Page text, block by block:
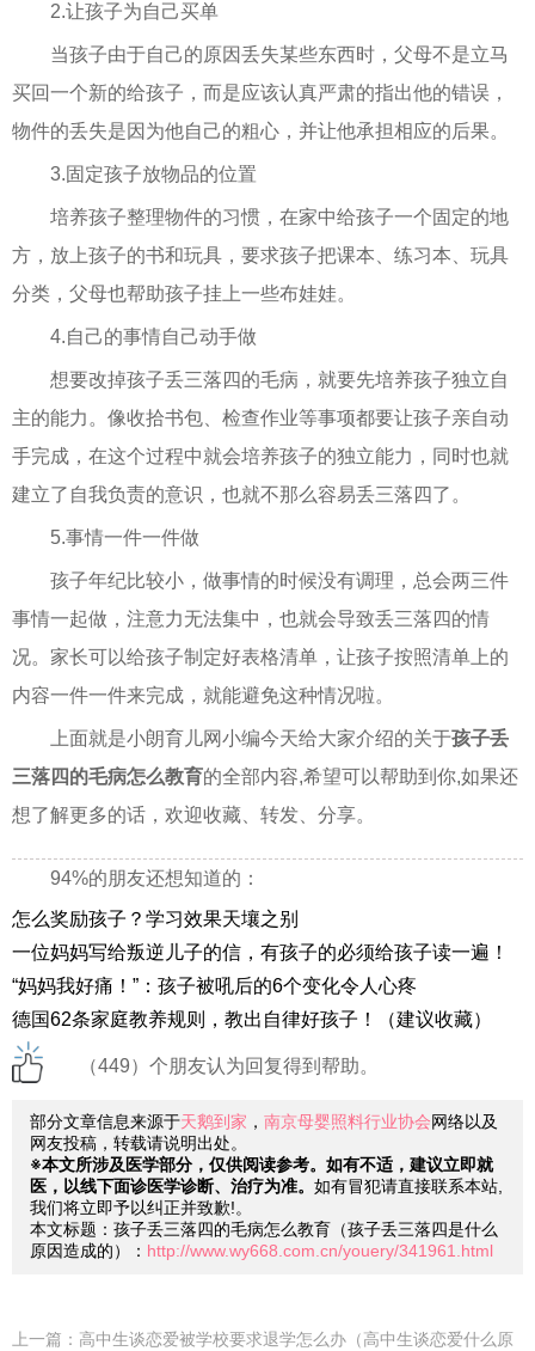
2.让孩子为自己买单
当孩子由于自己的原因丢失某些东西时，父母不是立马
买回一个新的给孩子，而是应该认真严肃的指出他的错误，
物件的丢失是因为他自己的粗心，并让他承担相应的后果。
3.固定孩子放物品的位置
培养孩子整理物件的习惯，在家中给孩子一个固定的地
方，放上孩子的书和玩具，要求孩子把课本、练习本、玩具
分类，父母也帮助孩子挂上一些布娃娃。
4.自己的事情自己动手做
想要改掉孩子丢三落四的毛病，就要先培养孩子独立自
主的能力。像收拾书包、检查作业等事项都要让孩子亲自动
手完成，在这个过程中就会培养孩子的独立能力，同时也就
建立了自我负责的意识，也就不那么容易丢三落四了。
5.事情一件一件做
孩子年纪比较小，做事情的时候没有调理，总会两三件
事情一起做，注意力无法集中，也就会导致丢三落四的情
况。家长可以给孩子制定好表格清单，让孩子按照清单上的
内容一件一件来完成，就能避免这种情况啦。
上面就是小朗育儿网小编今天给大家介绍的关于孩子丢
三落四的毛病怎么教育的全部内容,希望可以帮助到你,如果还
想了解更多的话，欢迎收藏、转发、分享。
94%的朋友还想知道的：
怎么奖励孩子？学习效果天壤之别
一位妈妈写给叛逆儿子的信，有孩子的必须给孩子读一遍！
“妈妈我好痛！”：孩子被吼后的6个变化令人心疼
德国62条家庭教养规则，教出自律好孩子！（建议收藏）
（449）个朋友认为回复得到帮助。
部分文章信息来源于天鹅到家 ， 南京母婴照料行业协会网络以及
网友投稿，转载请说明出处。
※本文所涉及医学部分，仅供阅读参考。如有不适，建议立即就
医，以线下面诊医学诊断、治疗为准。 如有冒犯请直接联系本站,
我们将立即予以纠正并致歉!。
本文标题：孩子丢三落四的毛病怎么教育（孩子丢三落四是什么
原因造成的）： http://www.wy668.com.cn/youery/341961.html
上一篇： 高中生谈恋爱被学校要求退学怎么办（高中生谈恋爱什么原